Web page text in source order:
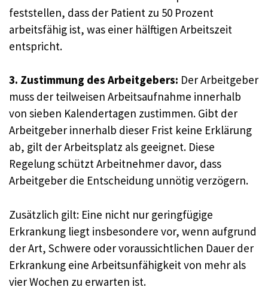
feststellen, dass der Patient zu 50 Prozent
arbeitsfähig ist, was einer hälftigen Arbeitszeit
entspricht.
3. Zustimmung des Arbeitgebers: Der Arbeitgeber
muss der teilweisen Arbeitsaufnahme innerhalb
von sieben Kalendertagen zustimmen. Gibt der
Arbeitgeber innerhalb dieser Frist keine Erklärung
ab, gilt der Arbeitsplatz als geeignet. Diese
Regelung schützt Arbeitnehmer davor, dass
Arbeitgeber die Entscheidung unnötig verzögern.
Zusätzlich gilt: Eine nicht nur geringfügige
Erkrankung liegt insbesondere vor, wenn aufgrund
der Art, Schwere oder voraussichtlichen Dauer der
Erkrankung eine Arbeitsunfähigkeit von mehr als
vier Wochen zu erwarten ist.